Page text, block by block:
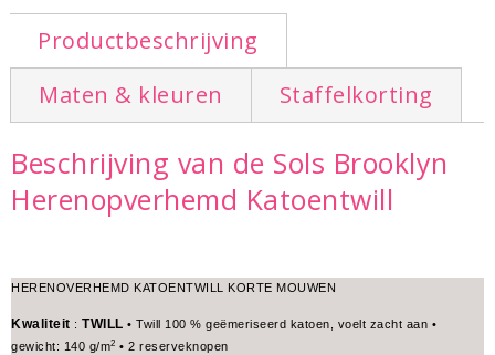
Productbeschrijving
Maten & kleuren
Staffelkorting
Beschrijving van de Sols Brooklyn
Herenopverhemd Katoentwill
HERENOVERHEMD KATOENTWILL KORTE MOUWEN
Kwaliteit : TWILL • Twill 100 % geëmeriseerd katoen, voelt zacht aan •
gewicht: 140 g/m2 • 2 reserveknopen